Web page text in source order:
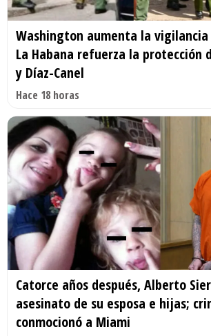
Washington aumenta la vigilancia
La Habana refuerza la protección
y Díaz-Canel
Hace 18 horas
Catorce años después, Alberto
asesinato de su esposa e hijas;
conmocionó a Miami